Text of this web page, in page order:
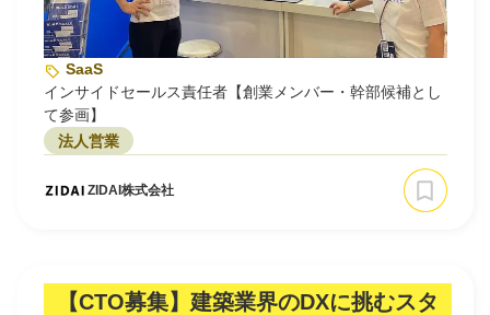
SaaS
インサイドセールス責任者【創業メンバー・幹部候補とし
て参画】
法人営業
ZIDAI株式会社
【CTO募集】建築業界のDXに挑むスタ